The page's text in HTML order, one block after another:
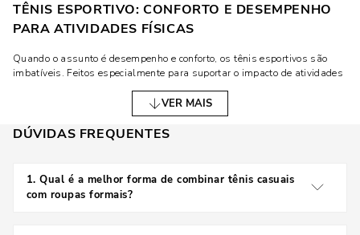
TÊNIS ESPORTIVO: CONFORTO E DESEMPENHO
PARA ATIVIDADES FÍSICAS
Quando o assunto é desempenho e conforto, os tênis esportivos são
imbatíveis. Feitos especialmente para suportar o impacto de atividades
ESCOLHENDO O TÊNIS ESPORTIVO IDEAL PARA
Nem todos os tênis esportivos são criados iguais. Cada tipo de esporte
exige um calçado com características específicas para melhorar o
VER MAIS
DÚVIDAS FREQUENTES
1.Qual é a melhor forma de combinar tênis casuais
com roupas formais?